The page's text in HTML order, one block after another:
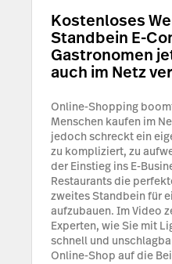
Kostenloses
Standbein E-
Gastronomen
auch im Netz
Online-Shopping
Menschen kaufen im
jedoch schreckt ein
zu kompliziert, zu
der Einstieg ins E-
Restaurants die
zweites Standbein für
aufzubauen. Im Video
Experten, wie Sie mit
schnell und
Online-Shop auf die